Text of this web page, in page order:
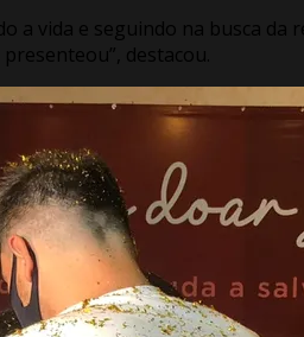
a vida e seguindo na busca
destacou.